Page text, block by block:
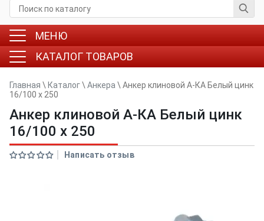
МЕНЮ
КАТАЛОГ ТОВАРОВ
Главная \ Каталог\ Анкера \ Анкер клиновой А-КА Белый цинк
16/100 x 250
Анкер клиновой А-КА Белый цинк
16/100 x 250
Написать отзыв